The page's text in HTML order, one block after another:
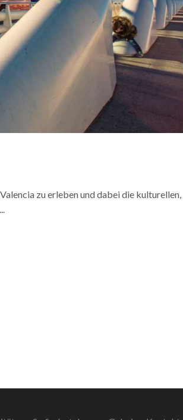
zu erleben und dabei die kulturellen,